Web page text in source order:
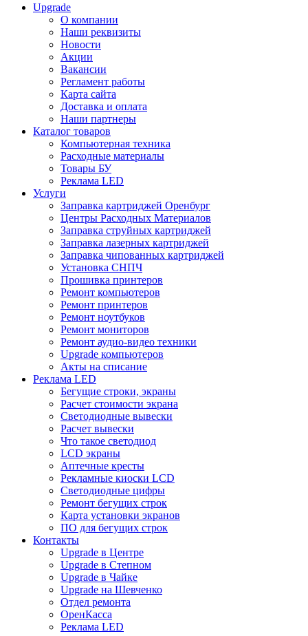
Upgrade
О компании
Наши реквизиты
Новости
Акции
Вакансии
Регламент работы
Карта сайта
Доставка и оплата
Наши партнеры
Каталог товаров
Компьютерная техника
Расходные материалы
Товары БУ
Реклама LED
Услуги
Заправка картриджей Оренбург
Центры Расходных Материалов
Заправка струйных картриджей
Заправка лазерных картриджей
Заправка чипованных картриджей
Установка СНПЧ
Прошивка принтеров
Ремонт компьютеров
Ремонт принтеров
Ремонт ноутбуков
Ремонт мониторов
Ремонт аудио-видео техники
Upgrade компьютеров
Акты на списание
Реклама LED
Бегущие строки, экраны
Расчет стоимости экрана
Светодиодные вывески
Расчет вывески
Что такое светодиод
LCD экраны
Аптечные кресты
Рекламные киоски LCD
Светодиодные цифры
Ремонт бегущих строк
Карта установки экранов
ПО для бегущих строк
Контакты
Upgrade в Центре
Upgrade в Степном
Upgrade в Чайке
Upgrade на Шевченко
Отдел ремонта
ОренКасса
Реклама LED